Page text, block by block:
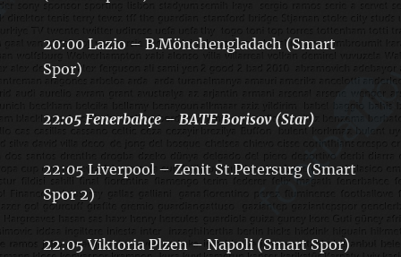
20:00 Lazio – B.Mönchengladach (Smart
Spor)
22:05 Fenerbahçe – BATE Borisov (Star)
22:05 Liverpool – Zenit St.Petersurg (Smart
Spor 2)
22:05 Viktoria Plzen – Napoli (Smart Spor)